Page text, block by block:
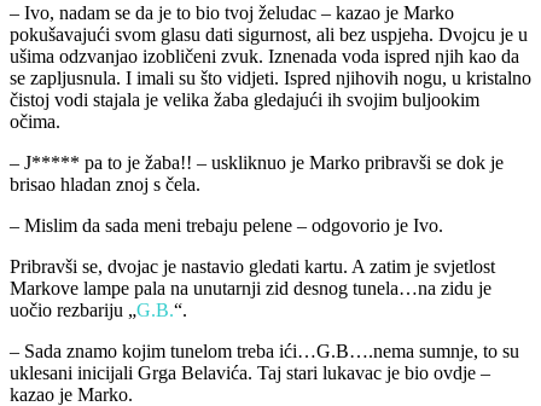
– Ivo, nadam se da je to bio tvoj želudac – kazao je Marko
pokušavajući svom glasu dati sigurnost, ali bez uspjeha. Dvojcu je u
ušima odzvanjao izobličeni zvuk. Iznenada voda ispred njih kao da
se zapljusnula. I imali su što vidjeti. Ispred njihovih nogu, u kristalno
čistoj vodi stajala je velika žaba gledajući ih svojim buljookim
očima.
– J***** pa to je žaba!! – uskliknuo je Marko pribravši se dok je
brisao hladan znoj s čela.
– Mislim da sada meni trebaju pelene – odgovorio je Ivo.
Pribravši se, dvojac je nastavio gledati kartu. A zatim je svjetlost
Markove lampe pala na unutarnji zid desnog tunela…na zidu je
uočio rezbariju „G.B.“.
– Sada znamo kojim tunelom treba ići…G.B….nema sumnje, to su
uklesani inicijali Grga Belavića. Taj stari lukavac je bio ovdje –
kazao je Marko.